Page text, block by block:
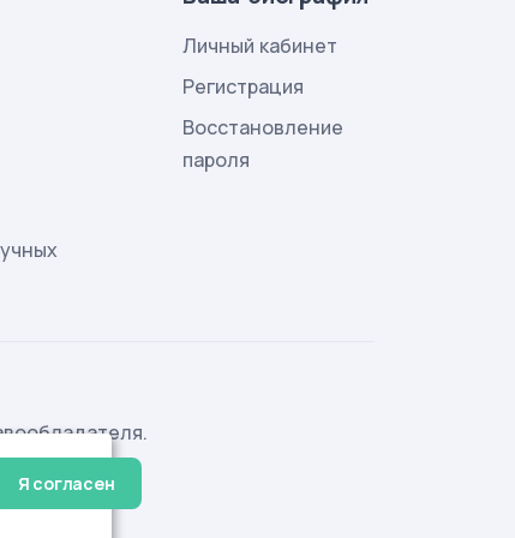
Личный кабинет
Регистрация
Восстановление
пароля
Я согласен